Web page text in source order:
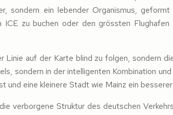
ein lebender Organismus, geformt
zu buchen oder den grössten
auf der Karte blind zu folgen, sondern
sondern in der intelligenten Kombination
eine kleinere Stadt wie Mainz ein
verborgene Struktur des deutschen